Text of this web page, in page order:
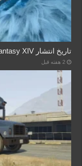
تاریخ انتشار Final Fantasy XIV برای سوییچ ۲ اعلام شد
2 هفته قبل